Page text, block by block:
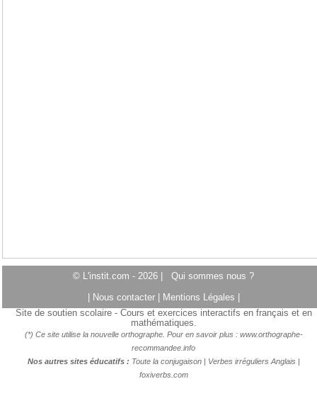
© L'instit.com - 2026 | Qui sommes nous ?
Nous contacter Mentions Légales
Site de soutien scolaire - Cours et exercices interactifs en français et en
mathématiques.
(*) Ce site utilise la nouvelle orthographe. Pour en savoir plus : www.orthographe-
recommandee.info
Nos autres sites éducatifs : Toute la conjugaison| Verbes irréguliers Anglais |
foxiverbs.com